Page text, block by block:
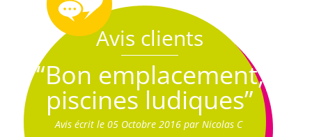
Avis clients
“Bon emplacement,
piscines ludiques”
Avis écrit le 05 Octobre 2016 par Nicolas C